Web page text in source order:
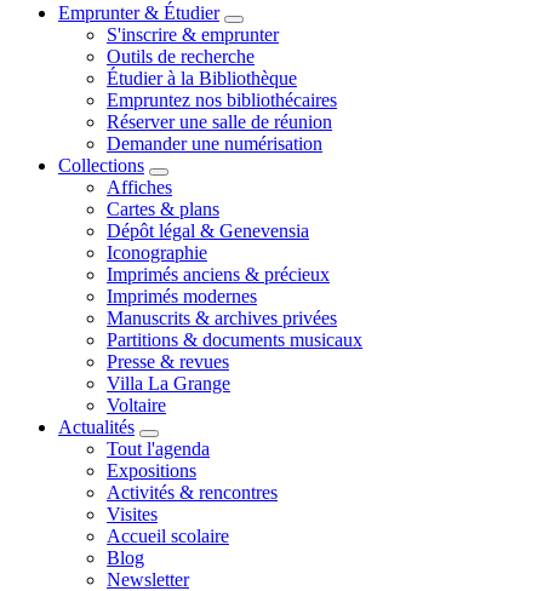
Emprunter & Étudier
S'inscrire & emprunter
Outils de recherche
Étudier à la Bibliothèque
Empruntez nos bibliothécaires
Réserver une salle de réunion
Demander une numérisation
Collections
Affiches
Cartes & plans
Dépôt légal & Genevensia
Iconographie
Imprimés anciens & précieux
Imprimés modernes
Manuscrits & archives privées
Partitions & documents musicaux
Presse & revues
Villa La Grange
Voltaire
Actualités
Tout l'agenda
Expositions
Activités & rencontres
Visites
Accueil scolaire
Blog
Newsletter